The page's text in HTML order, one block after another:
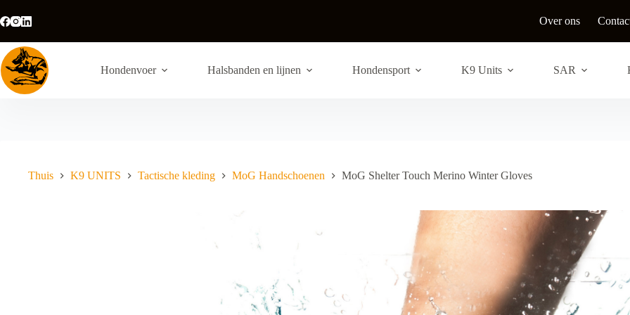
naar
de
inhoud
Over ons
Hondenvoer Halsbanden en lijnen Hondensport K9 Units SAR
Thuis K9 UNITS Tactische kleding MoG Handschoenen MoG Shelter Touch Merino Winter Gloves